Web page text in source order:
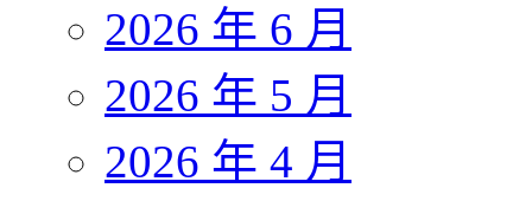
2026 年 6 月
2026 年 5 月
2026 年 4 月